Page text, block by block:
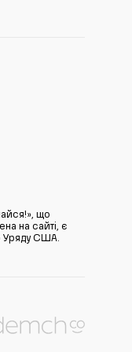
що
на сайті, є
Уряду США.